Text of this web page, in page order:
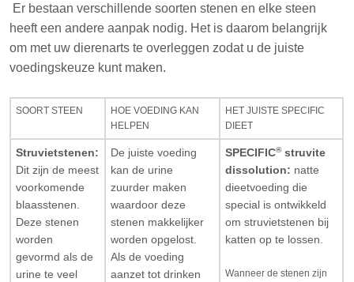
Er bestaan verschillende soorten stenen en elke steen
heeft een andere aanpak nodig. Het is daarom belangrijk
om met uw dierenarts te overleggen zodat u de juiste
voedingskeuze kunt maken.
SOORT STEEN
HOE VOEDING KAN
HELPEN
HET JUISTE SPECIFIC
DIEET
Struvietstenen:
Dit zijn de meest
voorkomende
blaasstenen.
Deze stenen
worden
gevormd als de
urine te veel
De juiste voeding
kan de urine
zuurder maken
waardoor deze
stenen makkelijker
worden opgelost.
Als de voeding
aanzet tot drinken
SPECIFIC®struvite
dissolution: natte
dieetvoeding die
special is ontwikkeld
om struvietstenen bij
katten op te lossen.
Wanneer de stenen zijn